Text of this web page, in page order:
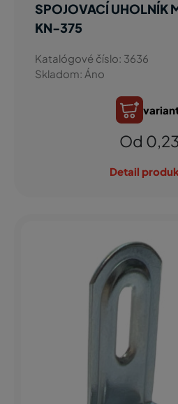
SPOJOVACÍ UHOLNÍK
KN-375
Katalógové číslo: 3636
Skladom: Áno
Od
Detail